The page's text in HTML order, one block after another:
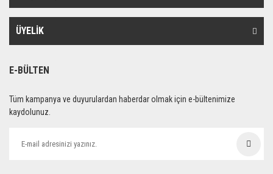
ÜYELİK
E-BÜLTEN
Tüm kampanya ve duyurulardan haberdar olmak için e-bültenimize
kaydolunuz.